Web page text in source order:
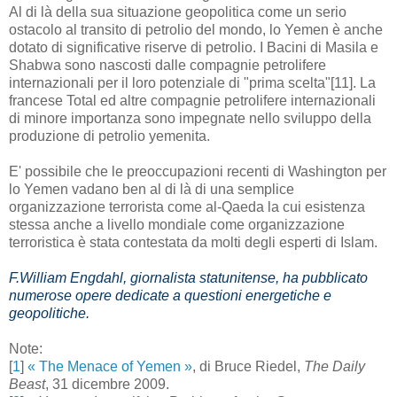
Al di là della sua situazione geopolitica come un serio
ostacolo al transito di petrolio del mondo, lo Yemen è anche
dotato di significative riserve di petrolio. I Bacini di Masila e
Shabwa sono nascosti dalle compagnie petrolifere
internazionali per il loro potenziale di "prima scelta"[11]. La
francese Total ed altre compagnie petrolifere internazionali
di minore importanza sono impegnate nello sviluppo della
produzione di petrolio yemenita.
E' possibile che le preoccupazioni recenti di Washington per
lo Yemen vadano ben al di là di una semplice
organizzazione terrorista come al-Qaeda la cui esistenza
stessa anche a livello mondiale come organizzazione
terroristica è stata contestata da molti degli esperti di Islam.
F.William Engdahl, giornalista statunitense, ha pubblicato
numerose opere dedicate a questioni energetiche e
geopolitiche.
Note:
[1] « The Menace of Yemen », di Bruce Riedel, The Daily
Beast, 31 dicembre 2009.